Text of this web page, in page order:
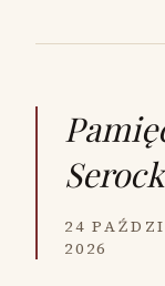
24
2026